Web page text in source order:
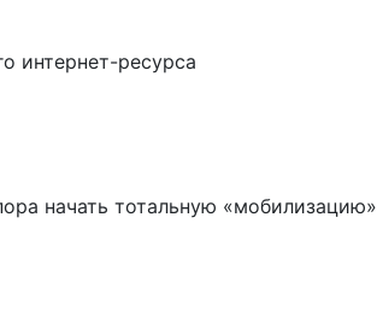
интернет-ресурса
начать тотальную «мобилизацию»